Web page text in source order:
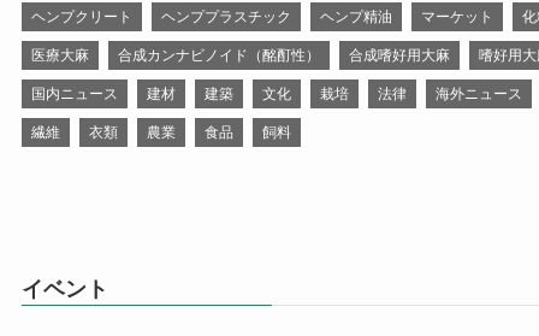
ヘンプクリート ヘンププラスチック ヘンプ精油 マーケット
医療大麻 合成カンナビノイド（酩酊性） 合成嗜好用大麻 嗜好用
国内ニュース 建材 建築 文化 栽培 法律 海外ニュース
繊維 衣類 農業 食品 飼料
イベント